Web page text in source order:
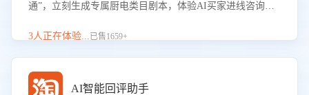
通”，立刻生成专属厨电类目剧本，体验AI买家进线咨询真
实场景应对技巧！
3人正在体验...已售1659+
AI智能回评助手